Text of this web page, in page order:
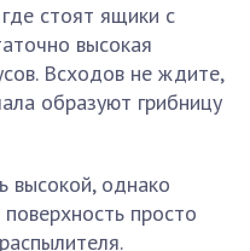
стоят ящики с
высокая
Всходов не ждите,
образуют грибницу
высокой, однако
просто